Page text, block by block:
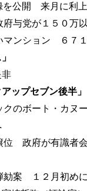
を公開 来月に利
与党が１５０万
マンション ６７
非
ップセブン後半」
クのボート・カヌ
位 政府が有識者
劾案 １２月初め